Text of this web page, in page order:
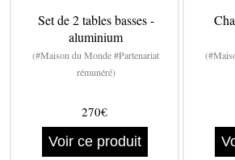
Set de 2 tables basses -
aluminium
(#Maison du Monde #Partenariat
rémunéré)
270€
Voir ce produit